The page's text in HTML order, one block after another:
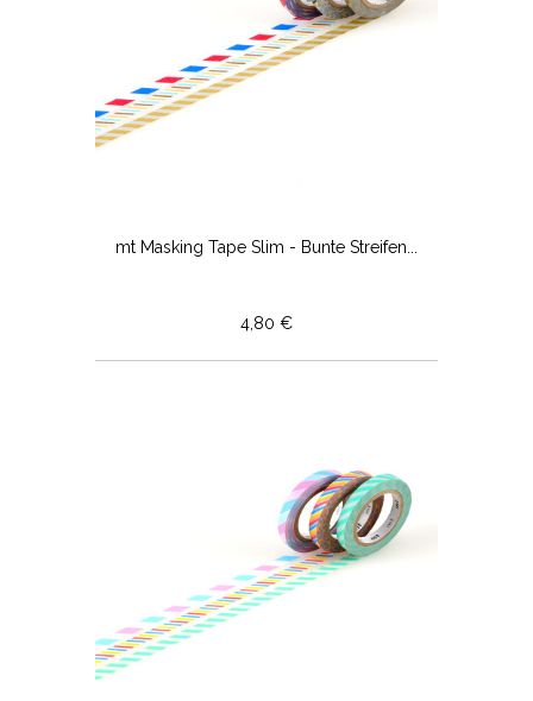
mt Masking Tape Slim - Bunte Streifen...
4,80 €